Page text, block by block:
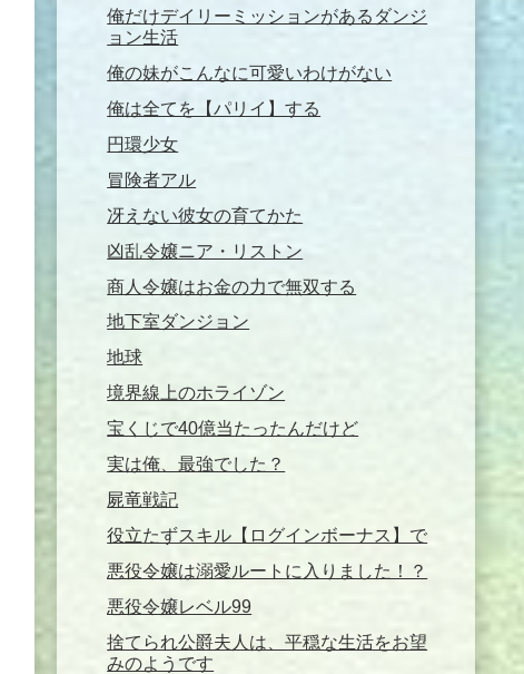
俺だけデイリーミッションがあるダンジ
ョン生活
俺の妹がこんなに可愛いわけがない
俺は全てを【パリイ】する
円環少女
冒険者アル
冴えない彼女の育てかた
凶乱令嬢ニア・リストン
商人令嬢はお金の力で無双する
地下室ダンジョン
地球
境界線上のホライゾン
宝くじで40億当たったんだけど
実は俺、最強でした？
屍竜戦記
役立たずスキル【ログインボーナス】で
悪役令嬢は溺愛ルートに入りました！？
悪役令嬢レベル99
捨てられ公爵夫人は、平穏な生活をお望
みのようです